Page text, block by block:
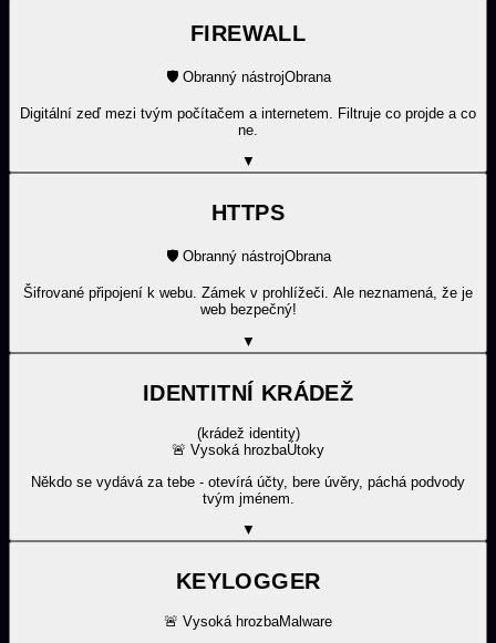
FIREWALL
🛡️ Obranný nástrojObrana
Digitální zeď mezi tvým počítačem a internetem. Filtruje co projde a co
ne.
▼
HTTPS
🛡️ Obranný nástrojObrana
Šifrované připojení k webu. Zámek v prohlížeči. Ale neznamená, že je
web bezpečný!
▼
IDENTITNÍ KRÁDEŽ
(krádež identity)
🚨 Vysoká hrozbaÚtoky
Někdo se vydává za tebe - otevírá účty, bere úvěry, páchá podvody
tvým jménem.
▼
KEYLOGGER
🚨 Vysoká hrozbaMalware